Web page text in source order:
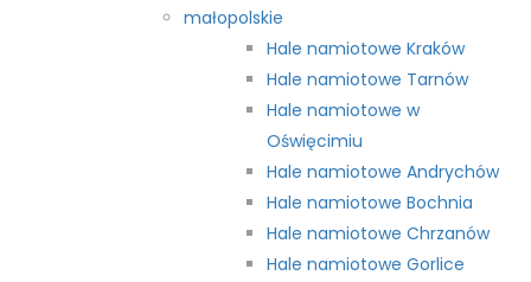
małopolskie
Hale namiotowe Kraków
Hale namiotowe Tarnów
Hale namiotowe w
Oświęcimiu
Hale namiotowe Andrychów
Hale namiotowe Bochnia
Hale namiotowe Chrzanów
Hale namiotowe Gorlice